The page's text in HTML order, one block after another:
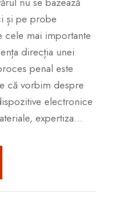
și pe probe
cele mai importante
direcția unei
penal este
că vorbim despre
electronice
expertiza...